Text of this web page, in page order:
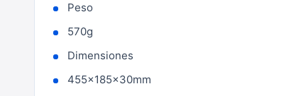
Peso
570g
Dimensiones
455x185x30mm